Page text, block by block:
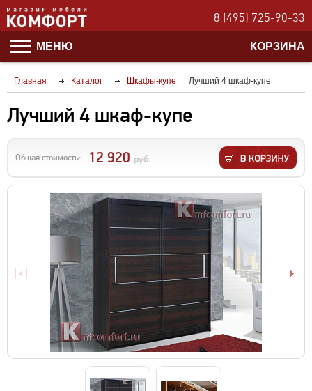
8 (495) 725-90-33
МЕНЮ КОРЗИНА
Главная Каталог Шкафы-купе Лучший 4 шкаф-купе
Лучший 4 шкаф-купе
Общая стоимость: 12 920 руб.